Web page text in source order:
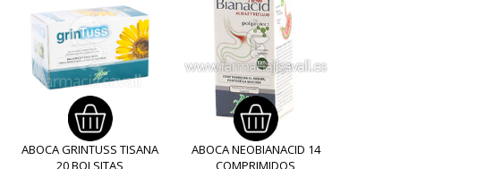
ABOCA GRINTUSS TISANA
20 BOLSITAS
ABOCA NEOBIANACID 14
COMPRIMIDOS